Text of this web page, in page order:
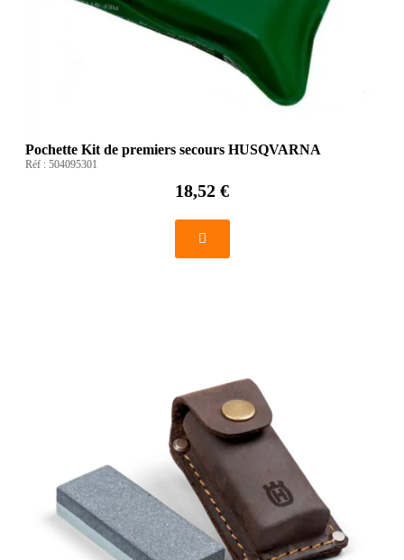
Pochette Kit de premiers secours HUSQVARNA
Réf : 504095301
18,52 €